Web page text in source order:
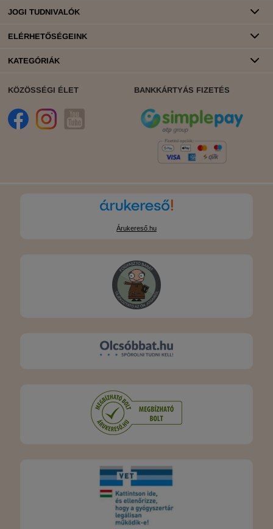
JOGI TUDNIVALÓK
ELÉRHETŐSÉGEINK
KATEGÓRIÁK
KÖZÖSSÉGI ÉLET BANKKÁRTYÁS FIZETÉS
Árukereső.hu